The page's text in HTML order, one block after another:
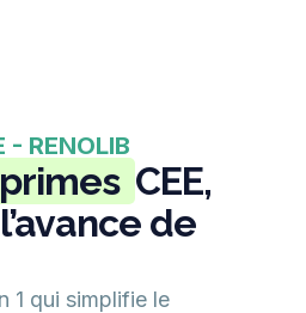
- RENOLIB
CEE,
de
1 qui simplifie le